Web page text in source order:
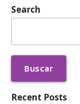
Search
Buscar:
Recent Posts